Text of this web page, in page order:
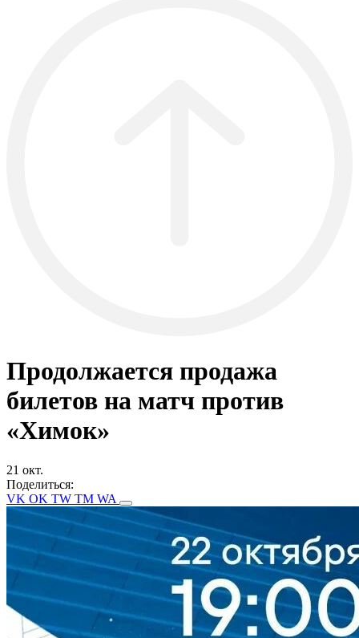
Продолжается продажа
билетов на матч против
«Химок»
21 окт.
Поделиться:
VK OK TW TM WA